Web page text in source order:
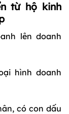
từ hộ kinh
lên doanh
hình doanh
có con dấu